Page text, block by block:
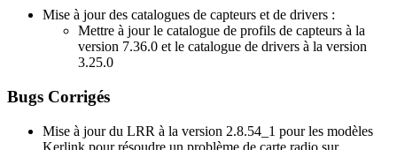
Mise à jour des catalogues de capteurs et de drivers :
Mettre à jour le catalogue de profils de capteurs à la
version 7.36.0 et le catalogue de drivers à la version
3.25.0
Bugs Corrigés
Mise à jour du LRR à la version 2.8.54_1 pour les modèles
Kerlink pour résoudre un problème de carte radio sur